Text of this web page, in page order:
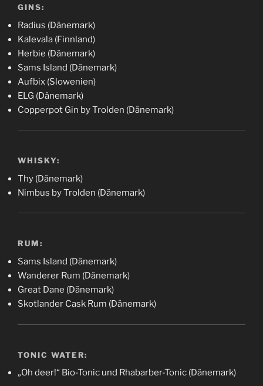
GINS:
Radius (Dänemark)
Kalevala (Finnland)
Herbie (Dänemark)
Sams Island (Dänemark)
Aufbix (Slowenien)
ELG (Dänemark)
Copperpot Gin by Trolden (Dänemark)
WHISKY:
Thy (Dänemark)
Nimbus by Trolden (Dänemark)
RUM:
Sams Island (Dänemark)
Wanderer Rum (Dänemark)
Great Dane (Dänemark)
Skotlander Cask Rum (Dänemark)
TONIC WATER:
„Oh deer!“ Bio-Tonic und Rhabarber-Tonic (Dänemark)